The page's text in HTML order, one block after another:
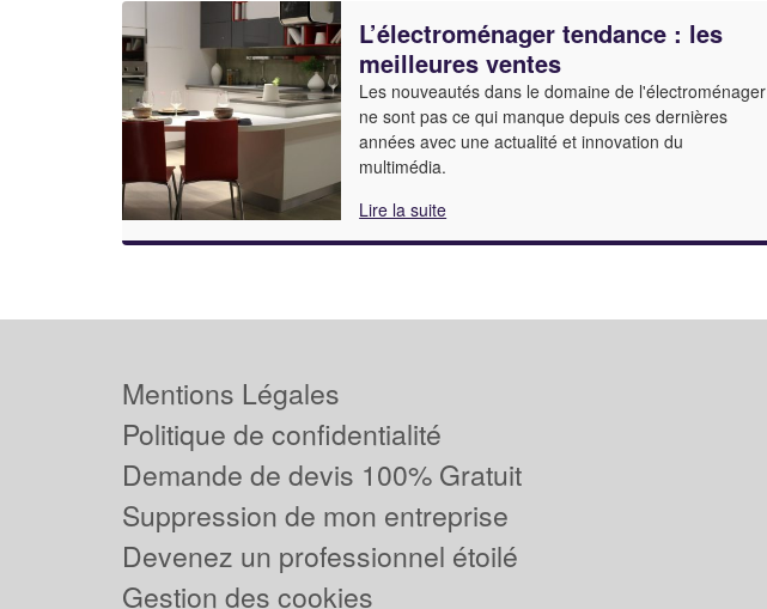
L’électroménager tendance : les
meilleures ventes
Les nouveautés dans le domaine de l'électroménager
ne sont pas ce qui manque depuis ces dernières
années avec une actualité et innovation du
multimédia.
Lire la suite
Mentions Légales
Politique de confidentialité
Demande de devis 100% Gratuit
Suppression de mon entreprise
Devenez un professionnel étoilé
Gestion des cookies